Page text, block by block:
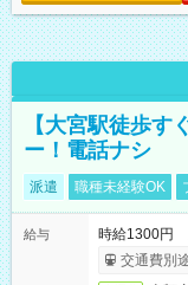
【大宮駅徒歩す
ー！電話ナシ
派遣 職種未経験OK
給与
時給1300円
交通費別